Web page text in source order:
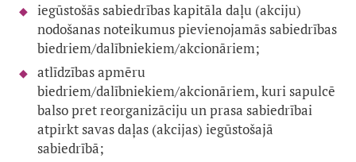
iegūstošās sabiedrības kapitāla daļu (akciju)
nodošanas noteikumus pievienojamās sabiedrības
biedriem/dalībniekiem/akcionāriem;
atlīdzības apmēru
biedriem/dalībniekiem/akcionāriem, kuri sapulcē
balso pret reorganizāciju un prasa sabiedrībai
atpirkt savas daļas (akcijas) iegūstošajā
sabiedrībā;